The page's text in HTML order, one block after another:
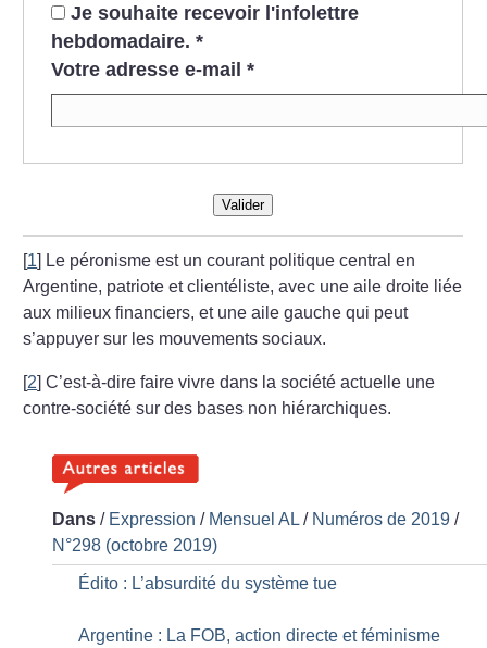
Je souhaite recevoir l'infolettre
hebdomadaire. *
Votre adresse e-mail *
Valider
[1] Le péronisme est un courant politique central en
Argentine, patriote et clientéliste, avec une aile droite liée
aux milieux financiers, et une aile gauche qui peut
s’appuyer sur les mouvements sociaux.
[2]C’est-à-dire faire vivre dans la société actuelle une
contre-société sur des bases non hiérarchiques.
Dans / Expression / Mensuel AL/ Numéros de 2019 /
N°298 (octobre 2019)
Édito : L’absurdité du système tue
Argentine : La FOB, action directe et féminisme